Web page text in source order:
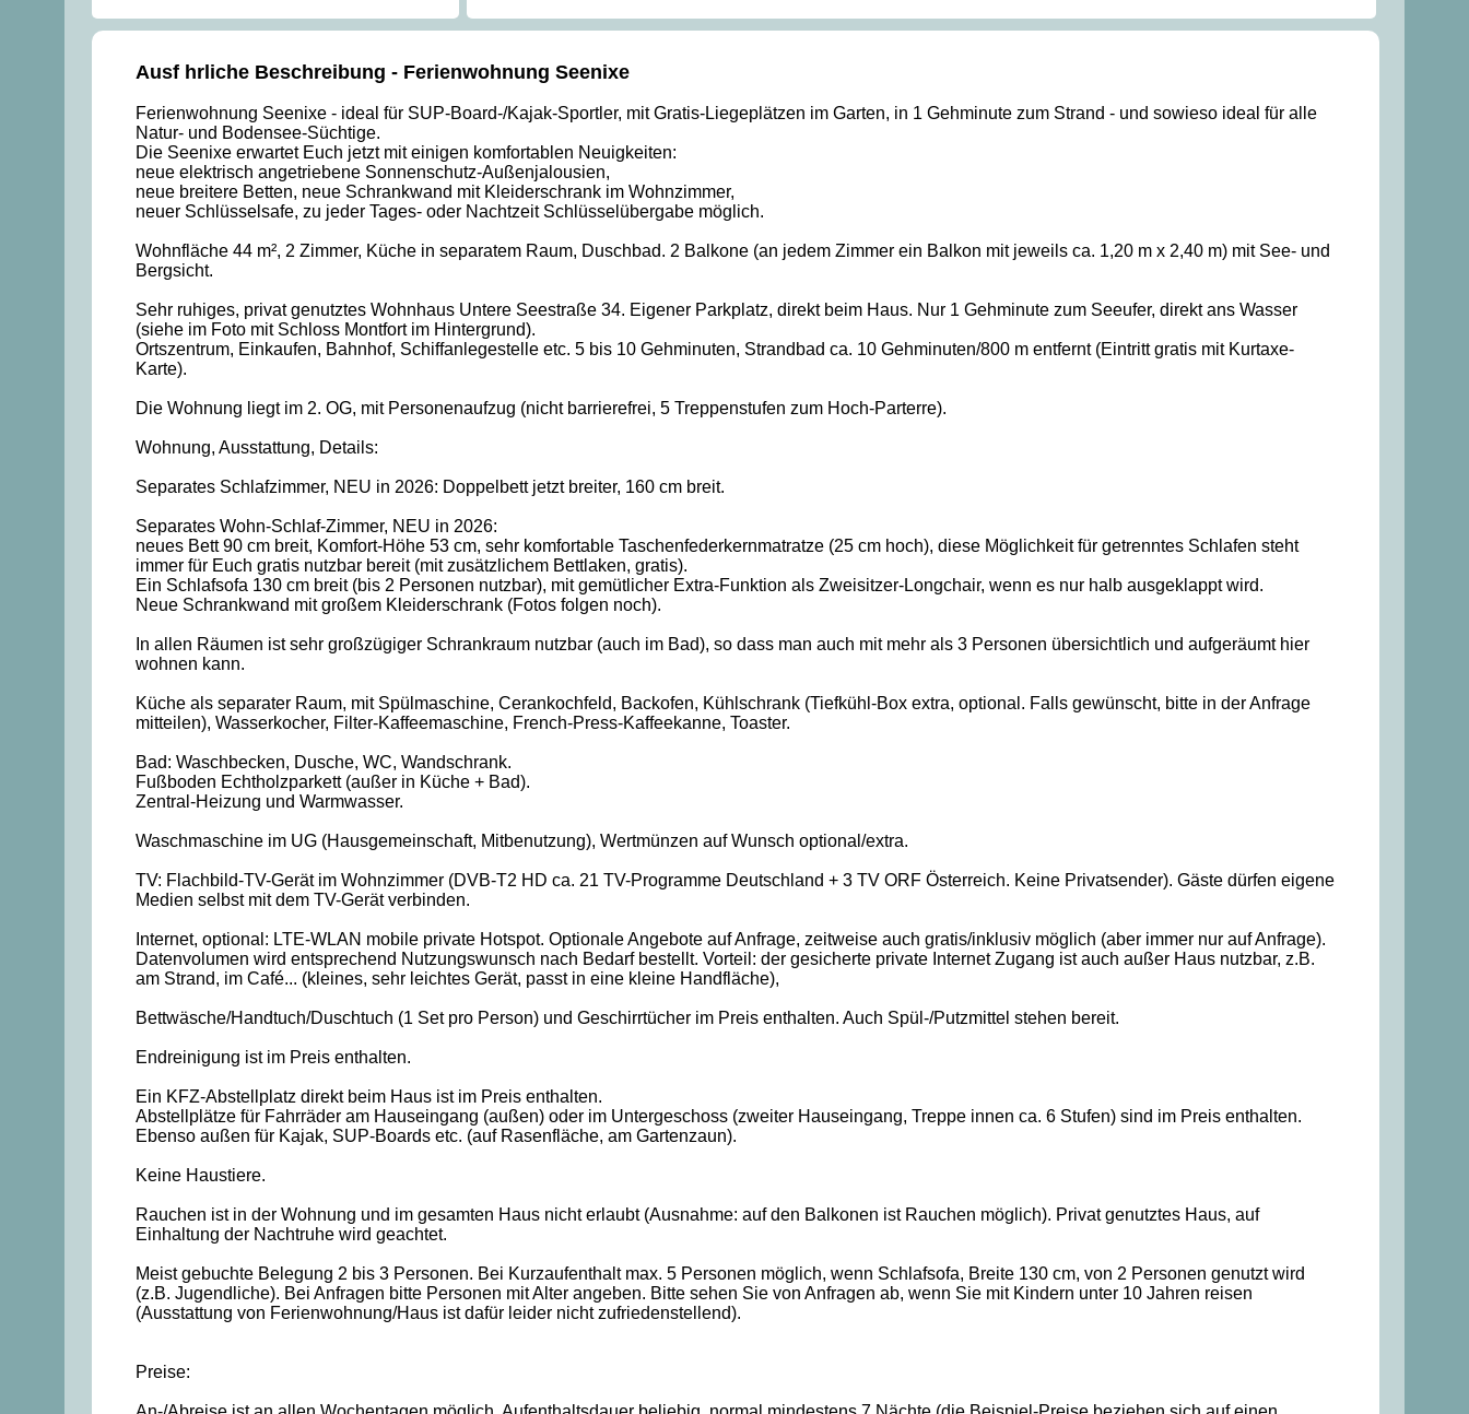
Ausf hrliche Beschreibung - Ferienwohnung Seenixe
Ferienwohnung Seenixe - ideal für SUP-Board-/Kajak-Sportler, mit Gratis-Liegeplätzen im Garten, in 1 Gehminute zum Strand - und sowieso ideal für alle
Natur- und Bodensee-Süchtige.
Die Seenixe erwartet Euch jetzt mit einigen komfortablen Neuigkeiten:
neue elektrisch angetriebene Sonnenschutz-Außenjalousien,
neue breitere Betten, neue Schrankwand mit Kleiderschrank im Wohnzimmer,
neuer Schlüsselsafe, zu jeder Tages- oder Nachtzeit Schlüsselübergabe möglich.
Wohnfläche 44 m², 2 Zimmer, Küche in separatem Raum, Duschbad. 2 Balkone (an jedem Zimmer ein Balkon mit jeweils ca. 1,20 m x 2,40 m) mit See- und
Bergsicht.
Sehr ruhiges, privat genutztes Wohnhaus Untere Seestraße 34. Eigener Parkplatz, direkt beim Haus. Nur 1 Gehminute zum Seeufer, direkt ans Wasser
(siehe im Foto mit Schloss Montfort im Hintergrund).
Ortszentrum, Einkaufen, Bahnhof, Schiffanlegestelle etc. 5 bis 10 Gehminuten, Strandbad ca. 10 Gehminuten/800 m entfernt (Eintritt gratis mit Kurtaxe-
Karte).
Die Wohnung liegt im 2. OG, mit Personenaufzug (nicht barrierefrei, 5 Treppenstufen zum Hoch-Parterre).
Wohnung, Ausstattung, Details:
Separates Schlafzimmer, NEU in 2026: Doppelbett jetzt breiter, 160 cm breit.
Separates Wohn-Schlaf-Zimmer, NEU in 2026:
neues Bett 90 cm breit, Komfort-Höhe 53 cm, sehr komfortable Taschenfederkernmatratze (25 cm hoch), diese Möglichkeit für getrenntes Schlafen steht
immer für Euch gratis nutzbar bereit (mit zusätzlichem Bettlaken, gratis).
Ein Schlafsofa 130 cm breit (bis 2 Personen nutzbar), mit gemütlicher Extra-Funktion als Zweisitzer-Longchair, wenn es nur halb ausgeklappt wird.
Neue Schrankwand mit großem Kleiderschrank (Fotos folgen noch).
In allen Räumen ist sehr großzügiger Schrankraum nutzbar (auch im Bad), so dass man auch mit mehr als 3 Personen übersichtlich und aufgeräumt hier
wohnen kann.
Küche als separater Raum, mit Spülmaschine, Cerankochfeld, Backofen, Kühlschrank (Tiefkühl-Box extra, optional. Falls gewünscht, bitte in der Anfrage
mitteilen), Wasserkocher, Filter-Kaffeemaschine, French-Press-Kaffeekanne, Toaster.
Bad: Waschbecken, Dusche, WC, Wandschrank.
Fußboden Echtholzparkett (außer in Küche + Bad).
Zentral-Heizung und Warmwasser.
Waschmaschine im UG (Hausgemeinschaft, Mitbenutzung), Wertmünzen auf Wunsch optional/extra.
TV: Flachbild-TV-Gerät im Wohnzimmer (DVB-T2 HD ca. 21 TV-Programme Deutschland + 3 TV ORF Österreich. Keine Privatsender). Gäste dürfen eigene
Medien selbst mit dem TV-Gerät verbinden.
Internet, optional: LTE-WLAN mobile private Hotspot. Optionale Angebote auf Anfrage, zeitweise auch gratis/inklusiv möglich (aber immer nur auf Anfrage).
Datenvolumen wird entsprechend Nutzungswunsch nach Bedarf bestellt. Vorteil: der gesicherte private Internet Zugang ist auch außer Haus nutzbar, z.B.
am Strand, im Café... (kleines, sehr leichtes Gerät, passt in eine kleine Handfläche),
Bettwäsche/Handtuch/Duschtuch (1 Set pro Person) und Geschirrtücher im Preis enthalten. Auch Spül-/Putzmittel stehen bereit.
Endreinigung ist im Preis enthalten.
Ein KFZ-Abstellplatz direkt beim Haus ist im Preis enthalten.
Abstellplätze für Fahrräder am Hauseingang (außen) oder im Untergeschoss (zweiter Hauseingang, Treppe innen ca. 6 Stufen) sind im Preis enthalten.
Ebenso außen für Kajak, SUP-Boards etc. (auf Rasenfläche, am Gartenzaun).
Keine Haustiere.
Rauchen ist in der Wohnung und im gesamten Haus nicht erlaubt (Ausnahme: auf den Balkonen ist Rauchen möglich). Privat genutztes Haus, auf
Einhaltung der Nachtruhe wird geachtet.
Meist gebuchte Belegung 2 bis 3 Personen. Bei Kurzaufenthalt max. 5 Personen möglich, wenn Schlafsofa, Breite 130 cm, von 2 Personen genutzt wird
(z.B. Jugendliche). Bei Anfragen bitte Personen mit Alter angeben. Bitte sehen Sie von Anfragen ab, wenn Sie mit Kindern unter 10 Jahren reisen
(Ausstattung von Ferienwohnung/Haus ist dafür leider nicht zufriedenstellend).
Preise: